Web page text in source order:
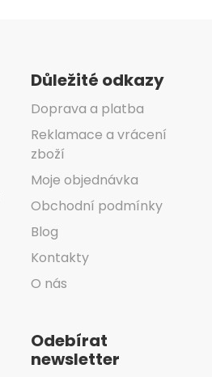
Důležité odkazy
Doprava a platba
Reklamace a vrácení
zboží
Moje objednávka
Obchodní podmínky
Blog
Kontakty
O nás
Odebírat
newsletter